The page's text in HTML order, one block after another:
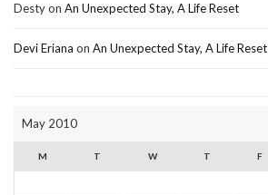
Destyon An Unexpected Stay, A Life Reset
Devi Eriana on An Unexpected Stay, A Life Reset
May 2010
M T W T F